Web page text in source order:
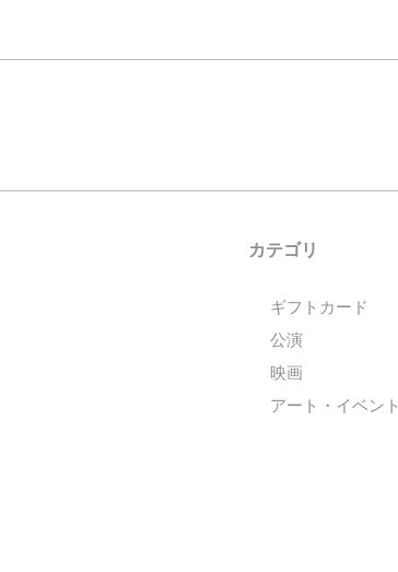
カテゴリ
ギフトカード
公演
映画
アート・イベント